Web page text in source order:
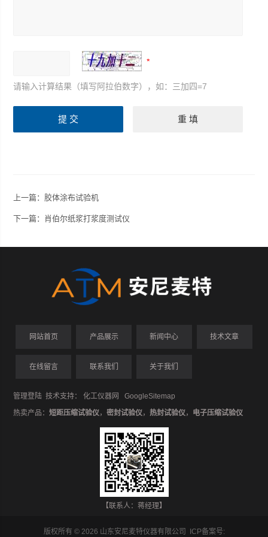
请输入计算结果（填写阿拉伯数字），如：三加四=7
上一篇： 胶体涂布试验机
下一篇： 肖伯尔纸浆打浆度测试仪
网站首页 产品展示 新闻中心 技术文章
在线留言 联系我们 关于我们
管理登陆 技术支持：化工仪器网
GoogleSitemap
热卖产品：短距压缩试验仪，密封试验仪，热封试验仪， 电子压缩试验仪
【联系人：蒋经理】
版权所有 © 2026 山东安尼麦特仪器有限公司 ICP备案号: